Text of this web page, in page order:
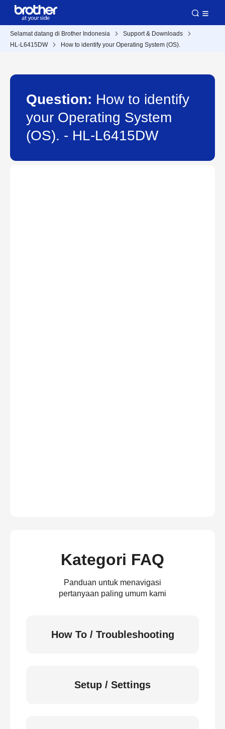
Selamat datang di Brother Indonesia
Support & Downloads
HL-L6415DW
How to identify your Operating System (OS).
Question: How to identify
your Operating System
(OS). - HL-L6415DW
Kategori FAQ
Panduan untuk menavigasi
pertanyaan paling umum kami
How To / Troubleshooting
Setup / Settings